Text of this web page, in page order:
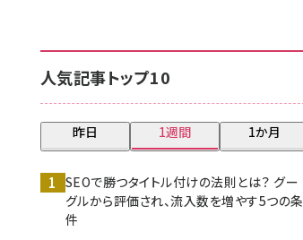
人気記事トップ10
昨日 1週間 1か月
SEOで勝つタイトル付けの法則とは？ グー
グルから評価され、流入数を増やす5つの条
件